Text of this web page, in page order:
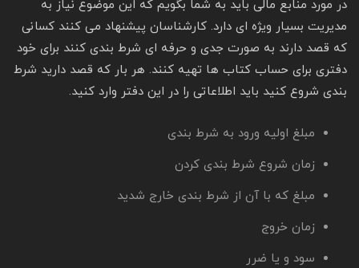
در مورد منابع مالی باید به شما بگویم که این موضوع نیاز به
مدیریت بسیار ویژه ای دارد. کارشناسان پیشنهاد می کنند کسانی
که قصد دارند به صورت جدی و حرفه ای شرط بندی کنند برای خود
دفتری برای حساب کتاب ها تهیه کنند. هر بار که قصد دارید شرط
بندی شروع کنید باید اطلاعاتی را در این دفتر وارد کنید.
مبلغ اولیه ورود به شرط بندی
زمان شروع شرط بندی کردن
مبلغ که با آن از شرط بندی خارج شدید
زمان خروج
سود و یا ضرر